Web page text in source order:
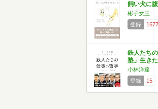
飼い犬に
彬子女王
登録
1677
鉄人たち
塾」生き
小林洋達
登録
15